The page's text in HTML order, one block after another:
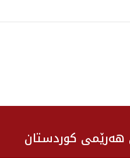
هەرێمی کوردستان